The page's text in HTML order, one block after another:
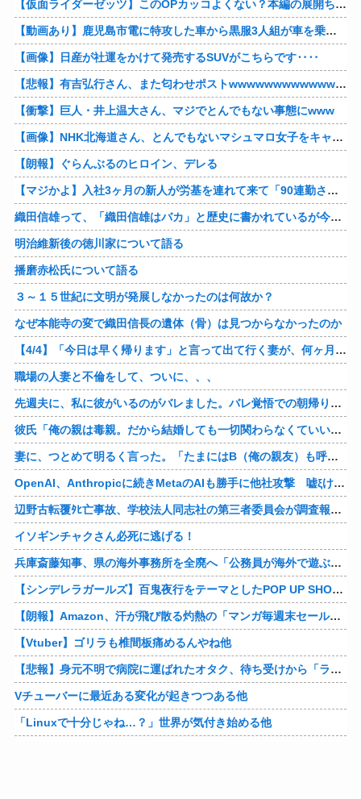
【仮面ライダーゼッツ】このOPカッコよくない？本編の展開ちゃんと反映してて完成度高いし
【動画あり】鹿児島市電に特攻した車から黒服3人組が車を乗り捨てて逃走
【画像】日産が社運をかけて発売するSUVがこちらです‥‥
【悲報】有吉弘行さん、また匂わせポストwwwwwwwwwwwwwwww
【衝撃】巨人・井上温大さん、マジでとんでもない事態にwww
【画像】NHK北海道さん、とんでもないマシュマロ女子をキャスターに起用してしまうwwwwwwww
【朗報】ぐらんぶるのヒロイン、デレる
【マジかよ】入社3ヶ月の新人が労基を連れて来て「90連勤させられました」「労働基準法違反です」→俺「彼は30連休中ですが?」
織田信雄って、「織田信雄はバカ」と歴史に書かれているが今まで家が残っているんでバカではないよな？
明治維新後の徳川家について語る
播磨赤松氏について語る
３～１５世紀に文明が発展しなかったのは何故か？
なぜ本能寺の変で織田信長の遺体（骨）は見つからなかったのか
【4/4】「今日は早く帰ります」と言って出て行く妻が、何ヶ月ぶりだろう、見送る私に振り返って手を振っている。罪のなせる気持ちの表れなのか。今日の午後調査員から連絡が入る…
職場の人妻と不倫をして、ついに、、、
先週夫に、私に彼がいるのがバレました。バレ覚悟での朝帰りでしたが・・・ 私は意志を持って彼に抱かれました。その時にはもう結婚生活を終わりにする覚悟が出来ていました。
彼氏「俺の親は毒親。だから結婚しても一切関わらなくていい」私「うん」彼氏「そのかわり俺もお前の親と一切関わらない。結婚の挨拶にも行かない」私「えっ」
妻に、つとめて明るく言った。「たまにはB（俺の親友）も呼んで家で鍋でもしようか。」妻は箸を持つ手をブルブル震わせながら「何でBさんなの？」と。お前の浮気相手だからだよ！！
OpenAI、Anthropicに続きMetaのAIも勝手に他社攻撃 嘘ξけど何これ流行ってんの？
辺野古転覆ﾀﾋ亡事故、学校法人同志社の第三者委員会が調査報告書を公表 … 安全配慮義務違反や安全管理に関する検証を妨げた組織風土の存在を指摘
イソギンチャクさん必死に逃げる！
兵庫斎藤知事、県の海外事務所を全廃へ「公務員が海外で遊ぶためにあるだけ」
【シンデレラガールズ】百鬼夜行をテーマとしたPOP UP SHOPが東京・大阪にて開催
【朗報】Amazon、汗が飛び散る灼熱の「マンガ毎週末セール（50%還元）」を開催！他
【Vtuber】ゴリラも椎間板痛めるんやね他
【悲報】身元不明で病院に運ばれたオタク、待ち受けから「ラブライブ」と呼ばれるｗｗｗｗ他
Vチューバーに最近ある変化が起きつつある他
「Linuxで十分じゃね…？」世界が気付き始める他